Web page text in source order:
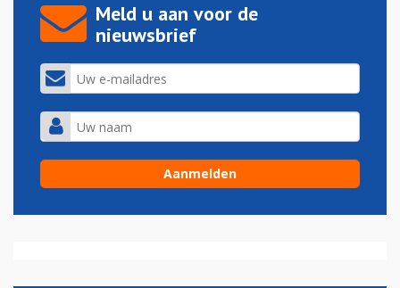
Meld u aan voor de
nieuwsbrief